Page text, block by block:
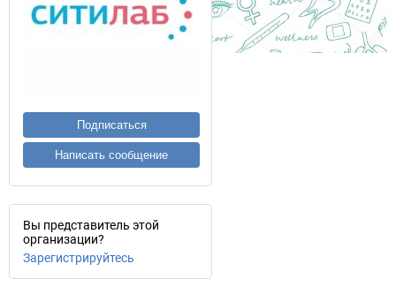
Подписаться
Написать сообщение
Вы представитель этой
организации?
Зарегистрируйтесь